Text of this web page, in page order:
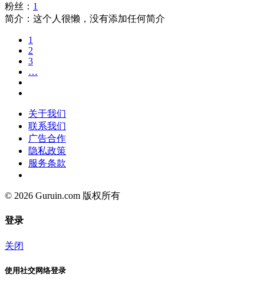
粉丝： 1
简介：这个人很懒，没有添加任何简介
1
2
3
…
关于我们
联系我们
广告合作
隐私政策
服务条款
© 2026 Guruin.com 版权所有
登录
关闭
使用社交网络登录